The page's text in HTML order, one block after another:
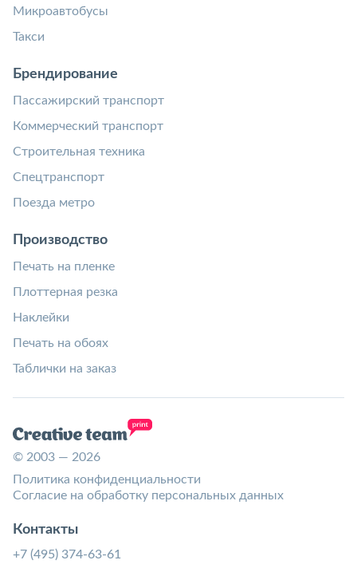
Микроавтобусы
Такси
Брендирование
Пассажирский транспорт
Коммерческий транспорт
Строительная техника
Спецтранспорт
Поезда метро
Производство
Печать на пленке
Плоттерная резка
Наклейки
Печать на обоях
Таблички на заказ
© 2003 — 2026
Политика конфиденциальности
Согласие на обработку персональных данных
Контакты
+7 (495) 374-63-61